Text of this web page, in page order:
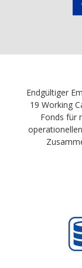
Endgültiger
19 Working
Fonds für